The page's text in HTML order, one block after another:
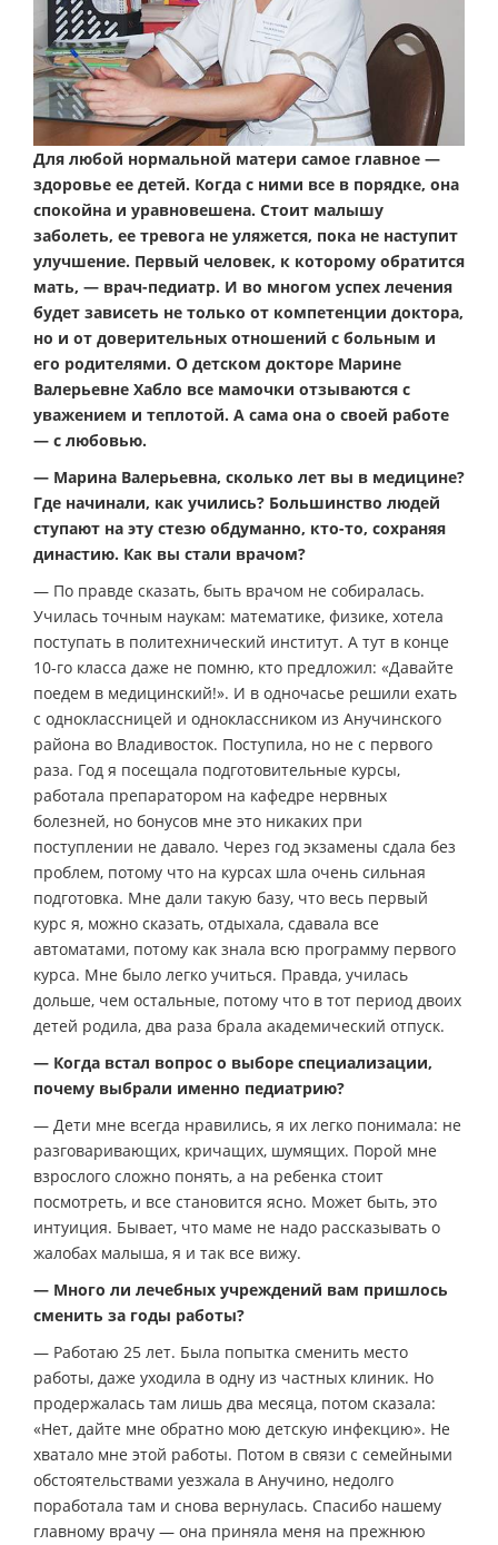
Для любой нормальной матери самое главное —
здоровье ее детей. Когда с ними все в порядке, она
спокойна и уравновешена. Стоит малышу
заболеть, ее тревога не уляжется, пока не наступит
улучшение. Первый человек, к которому обратится
мать, — врач-педиатр. И во многом успех лечения
будет зависеть не только от компетенции доктора,
но и от доверительных отношений с больным и
его родителями. О детском докторе Марине
Валерьевне Хабло все мамочки отзываются с
уважением и теплотой. А сама она о своей работе
— с любовью.
— Марина Валерьевна, сколько лет вы в медицине?
Где начинали, как учились? Большинство людей
ступают на эту стезю обдуманно, кто-то, сохраняя
династию. Как вы стали врачом?
— По правде сказать, быть врачом не собиралась.
Училась точным наукам: математике, физике, хотела
поступать в политехнический институт. А тут в конце
10-го класса даже не помню, кто предложил: «Давайте
поедем в медицинский!». И в одночасье решили ехать
с одноклассницей и одноклассником из Анучинского
района во Владивосток. Поступила, но не с первого
раза. Год я посещала подготовительные курсы,
работала препаратором на кафедре нервных
болезней, но бонусов мне это никаких при
поступлении не давало. Через год экзамены сдала без
проблем, потому что на курсах шла очень сильная
подготовка. Мне дали такую базу, что весь первый
курс я, можно сказать, отдыхала, сдавала все
автоматами, потому как знала всю программу первого
курса. Мне было легко учиться. Правда, училась
дольше, чем остальные, потому что в тот период двоих
детей родила, два раза брала академический отпуск.
— Когда встал вопрос о выборе специализации,
почему выбрали именно педиатрию?
— Дети мне всегда нравились, я их легко понимала: не
разговаривающих, кричащих, шумящих. Порой мне
взрослого сложно понять, а на ребенка стоит
посмотреть, и все становится ясно. Может быть, это
интуиция. Бывает, что маме не надо рассказывать о
жалобах малыша, я и так все вижу.
— Много ли лечебных учреждений вам пришлось
сменить за годы работы?
— Работаю 25 лет. Была попытка сменить место
работы, даже уходила в одну из частных клиник. Но
продержалась там лишь два месяца, потом сказала:
«Нет, дайте мне обратно мою детскую инфекцию». Не
хватало мне этой работы. Потом в связи с семейными
обстоятельствами уезжала в Анучино, недолго
поработала там и снова вернулась. Спасибо нашему
главному врачу — она приняла меня на прежнюю